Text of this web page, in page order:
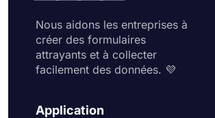
Nous aidons les entreprises à
créer des formulaires
attrayants et à collecter
facilement des données. 💜
Application